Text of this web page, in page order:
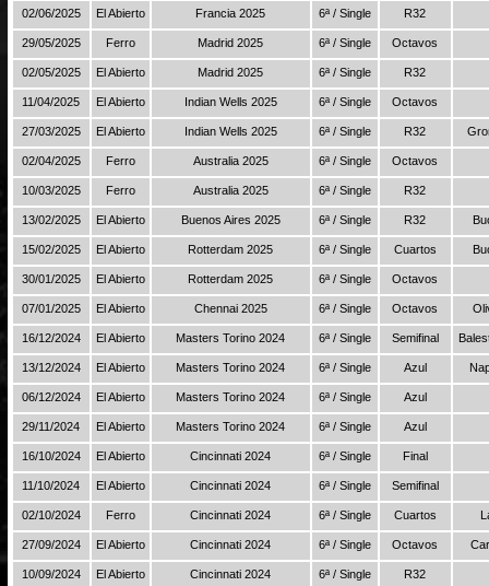
02/06/2025 El Abierto Francia 2025 6ª / Single R32
29/05/2025 Ferro Madrid 2025 6ª / Single Octavos
02/05/2025 El Abierto Madrid 2025 6ª / Single R32
11/04/2025 El Abierto Indian Wells 2025 6ª / Single Octavos
27/03/2025 El Abierto Indian Wells 2025 6ª / Single R32
02/04/2025 Ferro Australia 2025 6ª / Single Octavos
10/03/2025 Ferro Australia 2025 6ª / Single R32
13/02/2025 El Abierto Buenos Aires 2025 6ª / Single R32
15/02/2025 El Abierto Rotterdam 2025 6ª / Single Cuartos
30/01/2025 El Abierto Rotterdam 2025 6ª / Single Octavos
07/01/2025 El Abierto Chennai 2025 6ª / Single Octavos
16/12/2024 El Abierto Masters Torino 2024 6ª / Single Semifinal
13/12/2024 El Abierto Masters Torino 2024 6ª / Single Azul
06/12/2024 El Abierto Masters Torino 2024 6ª / Single Azul
29/11/2024 El Abierto Masters Torino 2024 6ª / Single Azul
16/10/2024 El Abierto Cincinnati 2024 6ª / Single Final
11/10/2024 El Abierto Cincinnati 2024 6ª / Single Semifinal
02/10/2024 Ferro Cincinnati 2024 6ª / Single Cuartos
27/09/2024 El Abierto Cincinnati 2024 6ª / Single Octavos
10/09/2024 El Abierto Cincinnati 2024 6ª / Single R32